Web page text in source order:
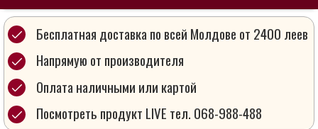
Наши
ковры
Магия
ковров
Бесплатная доставка по всей Молдове от 2400 леев
Напрямую от производителя
Оплата наличными или картой
Посмотреть продукт LIVE тел. 068-988-488